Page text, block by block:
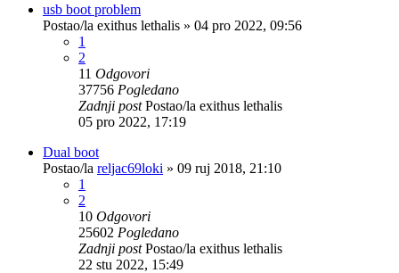
usb boot problem
Postao/la exithus lethalis » 04 pro 2022, 09:56
1
2
11 Odgovori
37756 Pogledano
Zadnji postPostao/la exithus lethalis
05 pro 2022, 17:19
Dual boot
Postao/la reljac69loki » 09 ruj 2018, 21:10
1
2
10 Odgovori
25602 Pogledano
Zadnji postPostao/la exithus lethalis
22 stu 2022, 15:49